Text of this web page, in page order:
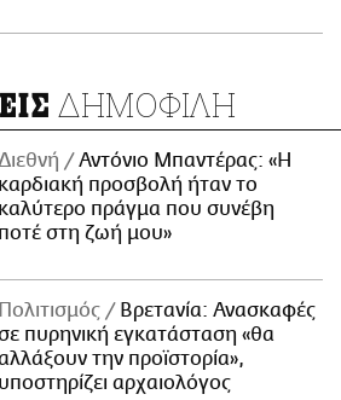
ΔΗΜΟΦΙΛΗ
Αντόνιο Μπαντέρας: «Η
καρδιακή προσβολή ήταν το
καλύτερο πράγμα που συνέβη
ποτέ στη ζωή μου»
Πολιτισμός
Βρετανία: Ανασκαφές
πυρηνική εγκατάσταση «θα
την προϊστορία»,
υποστηρίζει αρχαιολόγος